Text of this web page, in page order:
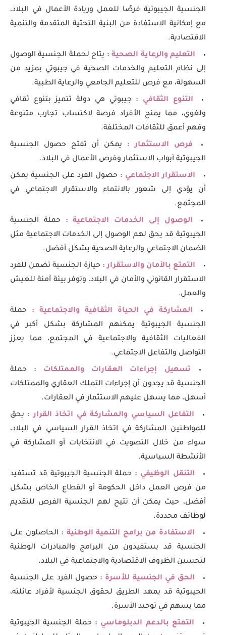
الجنسية الجيبوتية فرصًا للعمل وريادة الأعمال في البلاد،
مع إمكانية الاستفادة من البنية التحتية المتقدمة والتنمية
الاقتصادية.
التعليم والرعاية الصحية : يتاح لحملة الجنسية الوصول
إلى نظام التعليم والخدمات الصحية في جيبوتي بمزيد من
السهولة، مع فرص للتعليم الجامعي والرعاية الطبية.
التنوع الثقافي : جيبوتي هي دولة تتميز بتنوع ثقافي
ولغوي، مما يمنح الأفراد فرصة لاكتساب تجارب متنوعة
وفهم أعمق للثقافات المختلفة.
فرص الاستثمار :
يمكن أن تفتح حصول الجنسية
الجيبوتية أبواب الاستثمار وفرص الأعمال في البلاد.
الاستقرار الاجتماعي : حصول الفرد على الجنسية يمكن
أن يؤدي إلى شعور بالانتماء والاستقرار الاجتماعي في
المجتمع.
الوصول إلى الخدمات الاجتماعية : حملة الجنسية
الجيبوتية قد يحق لهم الوصول إلى الخدمات الاجتماعية مثل
الضمان الاجتماعي والرعاية الصحية بشكل أفضل.
التمتع بالأمان والاستقرار : حيازة الجنسية تضمن للفرد
الاستقرار القانوني والأمان في البلاد، وتوفر بيئة آمنة للعيش
والعمل.
المشاركة في الحياة الثقافية والاجتماعية :
حملة
الجنسية الجيبوتية يمكنهم المشاركة بشكل أكبر في
الفعاليات الثقافية والاجتماعية في المجتمع، مما يعزز
التواصل والتفاعل الاجتماعي.
تسهيل إجراءات العقارات والممتلكات :
حملة
الجنسية قد يجدون أن إجراءات التملك العقاري والممتلكات
أسهل، مما يسهل عليهم الاستثمار في العقارات.
التفاعل السياسي والمشاركة في اتخاذ القرار : يحق
للمواطنين المشاركة في اتخاذ القرار السياسي في البلاد،
سواء من خلال التصويت في الانتخابات أو المشاركة في
الأنشطة السياسية.
التنقل الوظيفي : حملة الجنسية الجيبوتية قد تستفيد
من فرص العمل داخل الحكومة أو القطاع الخاص بشكل
أفضل، حيث يمكن أن تتيح لهم الجنسية الفرص للتقديم
لوظائف محددة.
الاستفادة من برامج التنمية الوطنية : الحاصلون على
الجنسية قد يستفيدون من البرامج والمبادرات الوطنية
لتحسين الظروف الاقتصادية والاجتماعية في البلاد.
الحق في الجنسية للأسرة : حصول الفرد على الجنسية
الجيبوتية قد يمهد الطريق لحقوق الجنسية لأفراد عائلته،
مما يسهم في توحيد الأسرة.
التمتع بالدعم الدبلوماسي : حملة الجنسية الجيبوتية